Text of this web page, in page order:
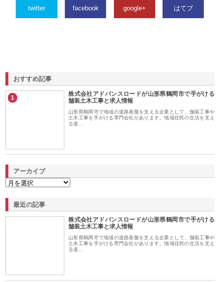
twitter facebook google+ はてブ
おすすめ記事
1
株式会社アドバンスロードが山形県鶴岡市で手がける
舗装土木工事と求人情報
山形県鶴岡市で地域の道路基盤を支える企業として、舗装工事や
土木工事を手がける専門会社があります。地域住民の生活を支え
る道…
アーカイブ
最近の記事
株式会社アドバンスロードが山形県鶴岡市で手がける
舗装土木工事と求人情報
山形県鶴岡市で地域の道路基盤を支える企業として、舗装工事や
土木工事を手がける専門会社があります。地域住民の生活を支え
る道…